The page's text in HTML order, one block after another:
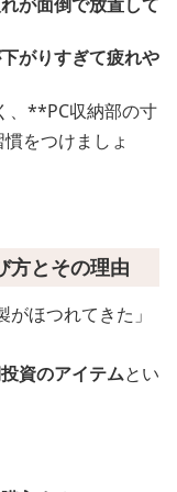
がりすぎて疲れや
、**PC収納部の寸
をつけましょ
方とその理由
がほつれてきた」
資のアイテムとい